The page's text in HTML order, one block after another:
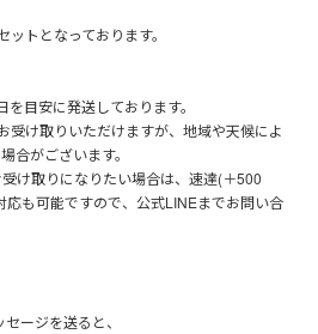
トとなっております。
目安に発送しております。
受け取りいただけますが、地域や天候によ
合がございます。
け取りになりたい場合は、速達(＋500
も可能ですので、公式LINEまでお問い合
ージを送ると、